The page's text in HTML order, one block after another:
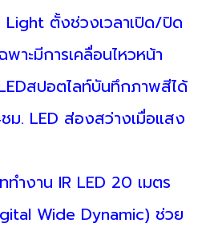
Light ตั้งช่วงเวลาเปิด/ปิด
พาะมีการเคลื่อนไหวหน้า
สปอตไลท์บันทึกภาพสีได้
ม. LED ส่องสว่างเมื่อแสง
ทำงาน IR LED 20 เมตร
Wide Dynamic) ช่วย